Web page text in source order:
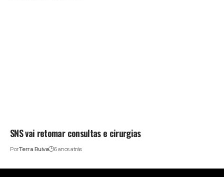
SNS vai retomar consultas e cirurgias
PorTerra Ruiva 6 anos atrás